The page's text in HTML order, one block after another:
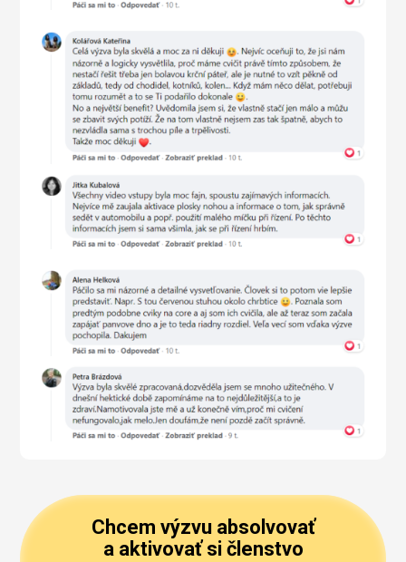
Chcem výzvu absolvovať
a aktivovať si členstvo